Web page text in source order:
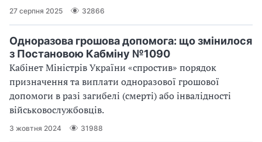
27 серпня 2025 32866
Одноразова грошова допомога: що змінилося
з Постановою Кабміну №1090
Кабінет Міністрів України «спростив» порядок
призначення та виплати одноразової грошової
допомоги в разі загибелі (смерті) або інвалідності
військовослужбовців.
3 жовтня 2024 31988